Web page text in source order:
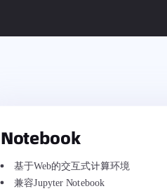
Notebook
基于Web的交互式计算环境
兼容Jupyter Notebook